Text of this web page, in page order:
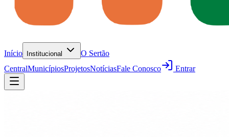
Início Institucional
O Sertão
CentralMunicípiosProjetosNotíciasFale Conosco Entrar